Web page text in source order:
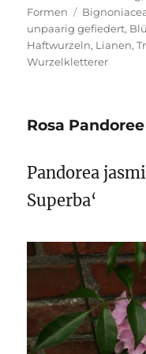
Formen
unpaarig gefiedert,
Haftwurzeln, Lianen,
Wurzelkletterer
Rosa Pandoree
Pandorea
Superba‘